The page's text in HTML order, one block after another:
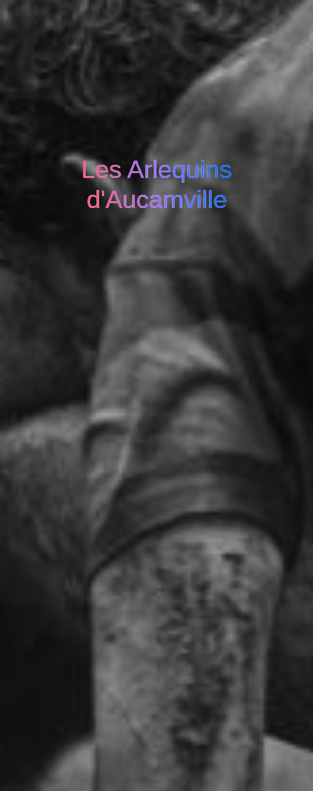
Les Arlequins
d'Aucamville